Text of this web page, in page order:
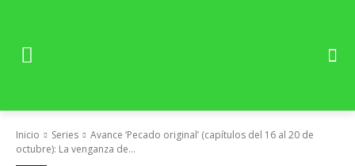
Inicio Series
Avance ‘Pecado original’ (capítulos del 16 al 20 de
octubre): La venganza de...